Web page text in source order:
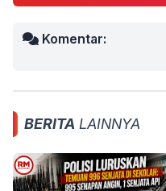
Komentar:
BERITA LAINNYA